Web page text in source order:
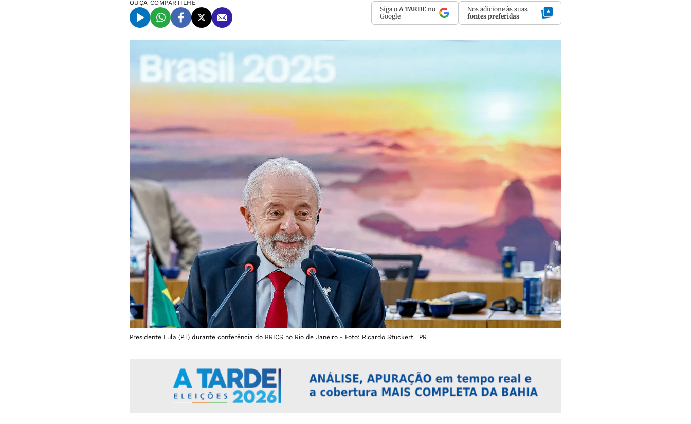
OUÇA COMPARTILHE
Siga o A TARDE no
Google
Nos adicione às suas
fontes preferidas
Presidente Lula (PT) durante conferência do BRICS no Rio de Janeiro - Foto: Ricardo Stuckert | PR